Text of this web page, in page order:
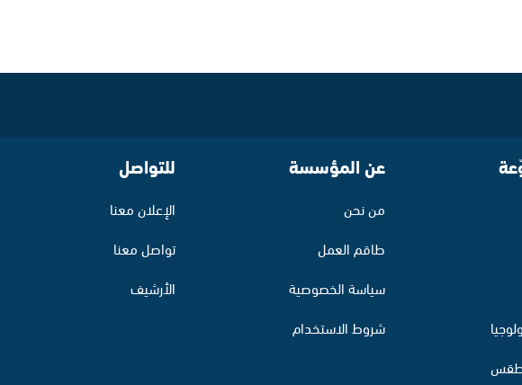
عن المؤسسة
من نحن
طاقم العمل
سياسة الخصوصية
شروط الاستخدام
للتواصل
الإعلان معنا
تواصل معنا
الأرشيف